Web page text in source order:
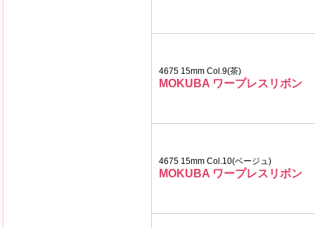
4675 15mm Col.9(茶)
MOKUBA ワープレスリボン
4675 15mm Col.10(ベージュ)
MOKUBA ワープレスリボン